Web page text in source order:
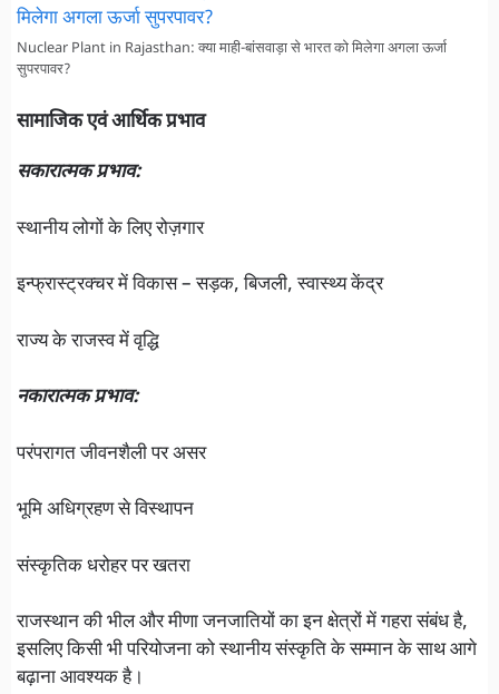
Nuclear Plant in Rajasthan: क्या माही-बांसवाड़ा से भारत को मिलेगा अगला ऊर्जा
सुपरपावर?
सामाजिक एवं आर्थिक प्रभाव
सकारात्मक प्रभाव:
स्थानीय लोगों के लिए रोज़गार
इन्फ्रास्ट्रक्चर में विकास – सड़क, बिजली, स्वास्थ्य केंद्र
राज्य के राजस्व में वृद्धि
नकारात्मक प्रभाव:
परंपरागत जीवनशैली पर असर
भूमि अधिग्रहण से विस्थापन
संस्कृतिक धरोहर पर खतरा
राजस्थान की भील और मीणा जनजातियों का इन क्षेत्रों में गहरा संबंध है,
इसलिए किसी भी परियोजना को स्थानीय संस्कृति के सम्मान के साथ आगे
बढ़ाना आवश्यक है।